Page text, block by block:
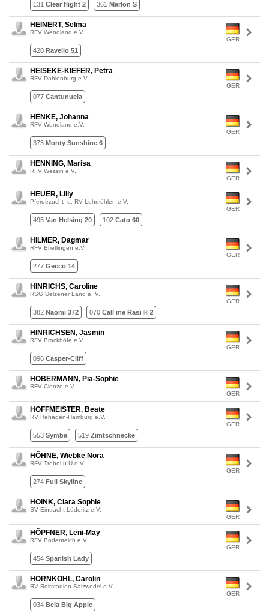
131 Clear flight 2 361 Marlon S
GER
HEINERT, Selma
RFV Wendland e.V.
420 Ravello 51
GER
HEISEKE-KIEFER, Petra
RFV Dahlenburg e.V.
077 Cantunucia
GER
HENKE, Johanna
RFV Wendland e.V.
373 Monty Sunshine 6
GER
HENNING, Marisa
RFV Wessin e.V.
GER
HEUER, Lilly
Pferdezucht- u. RV Luhmühlen e.V.
495 Van Helsing 20 102 Cato 60
GER
HILMER, Dagmar
RFV Brietlingen e.V.
277 Gecco 14
GER
HINRICHS, Caroline
RSG Uelzener Land e. V.
382 Naomi 372 070 Call me Rasi H 2
GER
HINRICHSEN, Jasmin
RFV Brockhöfe e.V.
096 Casper-Cliff
GER
HÖBERMANN, Pia-Sophie
RFV Clenze e.V.
GER
HOFFMEISTER, Beate
RV Rehagen-Hamburg e.V.
553 Symba 519 Zimtschnecke
GER
HÖHNE, Wiebke Nora
RFV Trebel u.U.e.V.
274 Full Skyline
GER
HÖINK, Clara Sophie
SV Eintracht Lüderitz e.V.
GER
HÖPFNER, Leni-May
RFV Bodenteich e.V.
454 Spanish Lady
GER
HORNKOHL, Carolin
RV Reitstadion Salzwedel e.V.
034 Bela Big Apple